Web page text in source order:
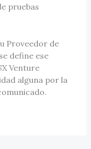
pruebas
Proveedor de
define ese
Venture
alguna por la